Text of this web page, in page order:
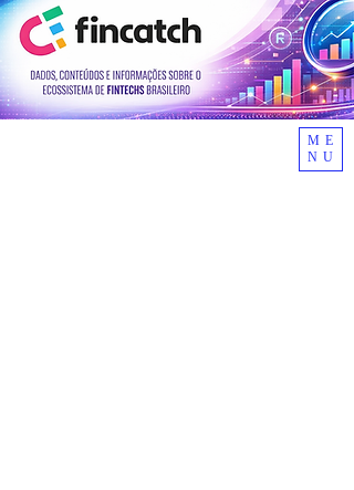
ME
NU